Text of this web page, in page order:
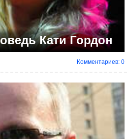
Кати Гордон
Комментариев: 0